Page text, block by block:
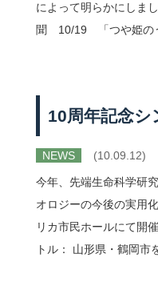
によって明らかにしま
聞 10/19 「つや姫の
10周年記念シ
NEWS (10.09.12)
今年、先端生命科学研
オロジーの今後の実用
リカ市民ホールにて開
トル： 山形県・鶴岡市